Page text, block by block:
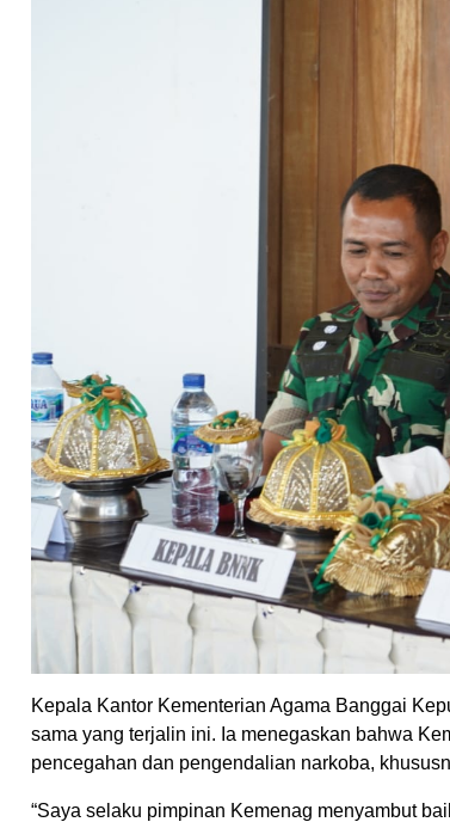
Kepala Kantor Kementerian Agama Banggai
sama yang terjalin ini. Ia menegaskan bahwa
pencegahan dan pengendalian narkoba,
“Saya selaku pimpinan Kemenag menyambut